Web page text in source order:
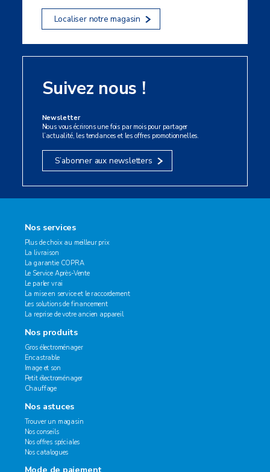
Localiser notre magasin
Suivez nous !
Newsletter
Nous vous écrirons une fois par mois pour partager
l’actualité, les tendances et les offres promotionnelles.
S’abonner aux newsletters
Nos services
Plus de choix au meilleur prix
La livraison
La garantie COPRA
Le Service Après-Vente
Le parler vrai
La mise en service et le raccordement
Les solutions de financement
La reprise de votre ancien appareil
Nos produits
Gros électroménager
Encastrable
Image et son
Petit électroménager
Chauffage
Nos astuces
Trouver un magasin
Nos conseils
Nos offres spéciales
Nos catalogues